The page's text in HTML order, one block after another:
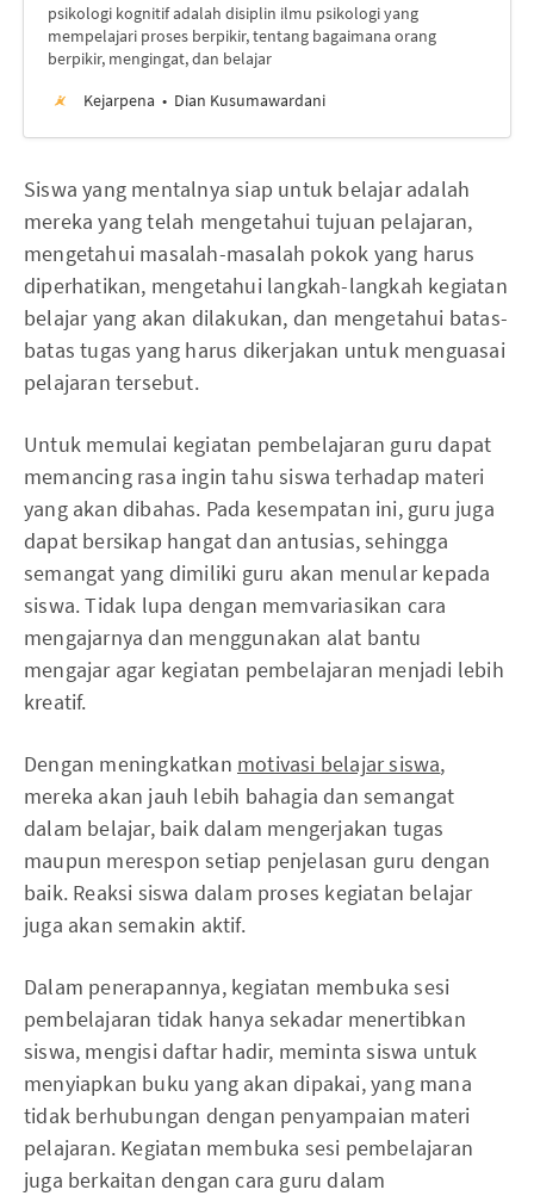
psikologi kognitif adalah disiplin ilmu psikologi yang
mempelajari proses berpikir, tentang bagaimana orang
berpikir, mengingat, dan belajar
Kejarpena
Dian Kusumawardani
Siswa yang mentalnya siap untuk belajar adalah
mereka yang telah mengetahui tujuan pelajaran,
mengetahui masalah-masalah pokok yang harus
diperhatikan, mengetahui langkah-langkah kegiatan
belajar yang akan dilakukan, dan mengetahui batas-
batas tugas yang harus dikerjakan untuk menguasai
pelajaran tersebut.
Untuk memulai kegiatan pembelajaran guru dapat
memancing rasa ingin tahu siswa terhadap materi
yang akan dibahas. Pada kesempatan ini, guru juga
dapat bersikap hangat dan antusias, sehingga
semangat yang dimiliki guru akan menular kepada
siswa. Tidak lupa dengan memvariasikan cara
mengajarnya dan menggunakan alat bantu
mengajar agar kegiatan pembelajaran menjadi lebih
kreatif.
Dengan meningkatkan motivasi belajar siswa,
mereka akan jauh lebih bahagia dan semangat
dalam belajar, baik dalam mengerjakan tugas
maupun merespon setiap penjelasan guru dengan
baik. Reaksi siswa dalam proses kegiatan belajar
juga akan semakin aktif.
Dalam penerapannya, kegiatan membuka sesi
pembelajaran tidak hanya sekadar menertibkan
siswa, mengisi daftar hadir, meminta siswa untuk
menyiapkan buku yang akan dipakai, yang mana
tidak berhubungan dengan penyampaian materi
pelajaran. Kegiatan membuka sesi pembelajaran
juga berkaitan dengan cara guru dalam